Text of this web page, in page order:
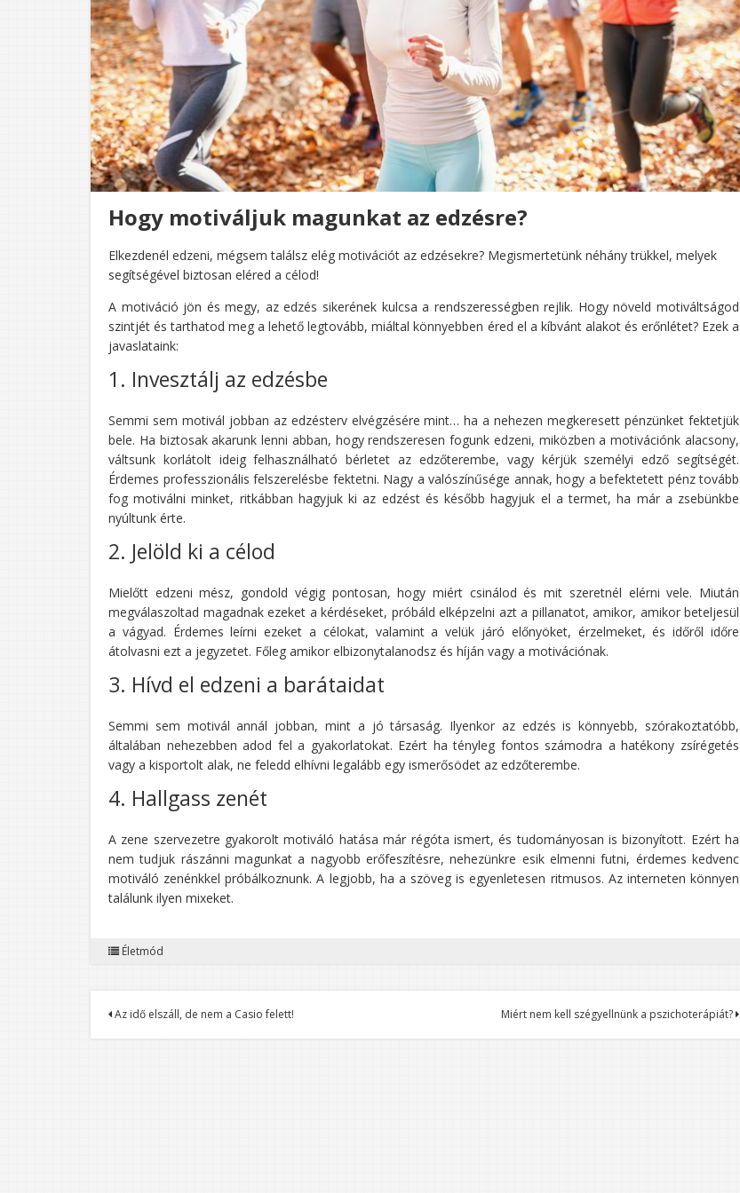
Hogy motiváljuk magunkat az edzésre?
Elkezdenél edzeni, mégsem találsz elég motivációt az edzésekre? Megismertetünk néhány trükkel, melyek
segítségével biztosan eléred a célod!
A motiváció jön és megy, az edzés sikerének kulcsa a rendszerességben rejlik. Hogy növeld motiváltságod
szintjét és tarthatod meg a lehető legtovább, miáltal könnyebben éred el a kíbvánt alakot és erőnlétet? Ezek a
javaslataink:
1. Invesztálj az edzésbe
Semmi sem motivál jobban az edzésterv elvégzésére mint… ha a nehezen megkeresett pénzünket fektetjük
bele. Ha biztosak akarunk lenni abban, hogy rendszeresen fogunk edzeni, miközben a motivációnk alacsony,
váltsunk korlátolt ideig felhasználható bérletet az edzőterembe, vagy kérjük személyi edző segítségét.
Érdemes professzionális felszerelésbe fektetni. Nagy a valószínűsége annak, hogy a befektetett pénz tovább
fog motiválni minket, ritkábban hagyjuk ki az edzést és később hagyjuk el a termet, ha már a zsebünkbe
nyúltunk érte.
2. Jelöld ki a célod
Mielőtt edzeni mész, gondold végig pontosan, hogy miért csinálod és mit szeretnél elérni vele. Miután
megválaszoltad magadnak ezeket a kérdéseket, próbáld elképzelni azt a pillanatot, amikor, amikor beteljesül
a vágyad. Érdemes leírni ezeket a célokat, valamint a velük járó előnyöket, érzelmeket, és időről időre
átolvasni ezt a jegyzetet. Főleg amikor elbizonytalanodsz és híján vagy a motivációnak.
3. Hívd el edzeni a barátaidat
Semmi sem motivál annál jobban, mint a jó társaság. Ilyenkor az edzés is könnyebb, szórakoztatóbb,
általában nehezebben adod fel a gyakorlatokat. Ezért ha tényleg fontos számodra a hatékony zsírégetés
vagy a kisportolt alak, ne feledd elhívni legalább egy ismerősödet az edzőterembe.
4. Hallgass zenét
A zene szervezetre gyakorolt motiváló hatása már régóta ismert, és tudományosan is bizonyított. Ezért ha
nem tudjuk rászánni magunkat a nagyobb erőfeszítésre, nehezünkre esik elmenni futni, érdemes kedvenc
motiváló zenénkkel próbálkoznunk. A legjobb, ha a szöveg is egyenletesen ritmusos. Az interneten könnyen
találunk ilyen mixeket.
Életmód
Bejegyzés
navigáció
Az idő elszáll, de nem a Casio felett! Miért nem kell szégyellnünk a pszichoterápiát?